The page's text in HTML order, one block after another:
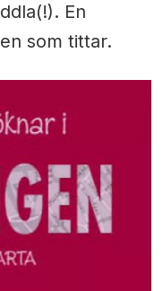
En
som tittar.